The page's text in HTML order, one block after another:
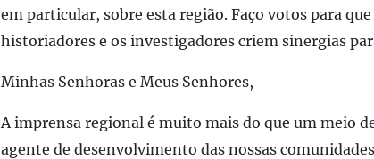
em particular, sobre esta região. Faço votos para
historiadores e os investigadores criem sinergias
Minhas Senhoras e Meus Senhores,
A imprensa regional é muito mais do que um meio
agente de desenvolvimento das nossas